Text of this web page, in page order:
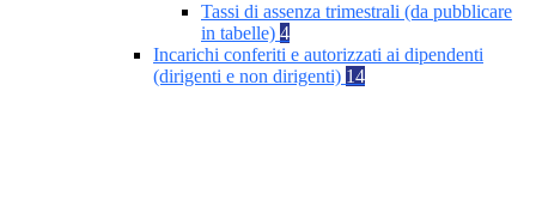
Tassi di assenza trimestrali (da pubblicare
in tabelle) 4
Incarichi conferiti e autorizzati ai dipendenti
(dirigenti e non dirigenti) 14